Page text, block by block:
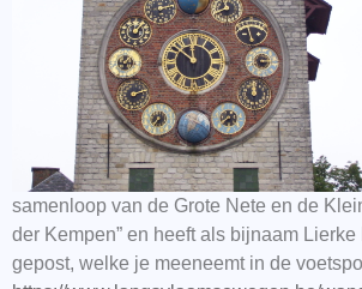
samenloop van de Grote Nete en de
der Kempen” en heeft als bijnaam
gepost, welke je meeneemt in de